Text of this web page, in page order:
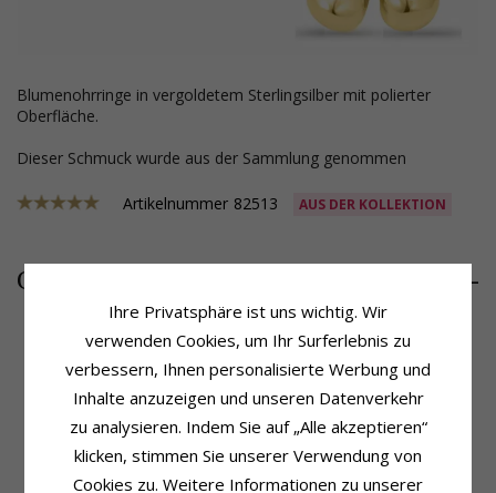
Blumenohrringe in vergoldetem Sterlingsilber mit polierter
Oberfläche.
Dieser Schmuck wurde aus der Sammlung genommen
Artikelnummer 82513 AUS DER KOLLEKTION
CHANTI Preis 34,-
Produktinformation
Ohrringe:Blumenohrringe
Metall:Vergoldetem Sterlingsilber
Oberfläche: Polierter
Durchmesser: 5,9 mm
Lieferzeit
Lieferzeit: 4-5 Werktage
Ihre Privatsphäre ist uns wichtig. Wir
verwenden Cookies, um Ihr Surferlebnis zu
verbessern, Ihnen personalisierte Werbung und
Inhalte anzuzeigen und unseren Datenverkehr
zu analysieren. Indem Sie auf „Alle akzeptieren“
klicken, stimmen Sie unserer Verwendung von
Cookies zu. Weitere Informationen zu unserer